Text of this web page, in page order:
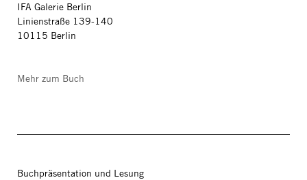
IFA Galerie Berlin
Linienstraße 139-140
10115 Berlin
Mehr zum Buch
Buchpräsentation und Lesung